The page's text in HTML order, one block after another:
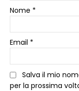
Nome *
Email *
Salva il mio
per la prossima